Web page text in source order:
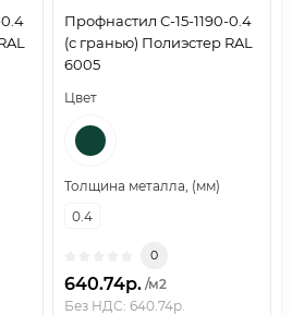
Профнастил С-15-1190-0.4
(с гранью) Полиэстер RAL
6005
Цвет
Толщина металла, (мм)
0.4
0
640.74р. /м2
Без НДС: 640.74р.